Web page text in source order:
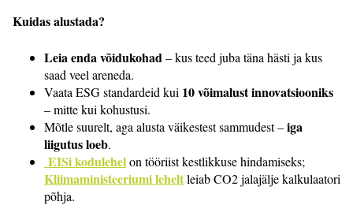
Kuidas alustada?
Leia enda võidukohad– kus teed juba täna hästi ja kus
saad veel areneda.
Vaata ESG standardeid kui 10 võimalust innovatsiooniks
– mitte kui kohustusi.
Mõtle suurelt, aga alusta väikestest sammudest –iga
liigutus loeb.
EISi kodulehelon tööriist kestlikkuse hindamiseks;
Kliimaministeeriumi leheltleiab CO2 jalajälje kalkulaatori
põhja.